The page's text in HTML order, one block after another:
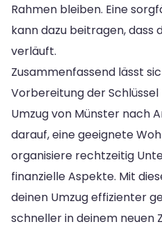
Rahmen bleiben. Eine
kann dazu beitragen, dass
verläuft.
Zusammenfassend lässt
Vorbereitung der
Umzug von Münster nach
darauf, eine geeignete
organisiere rechtzeitig
finanzielle Aspekte. Mit
deinen Umzug effizienter
schneller in deinem neuen